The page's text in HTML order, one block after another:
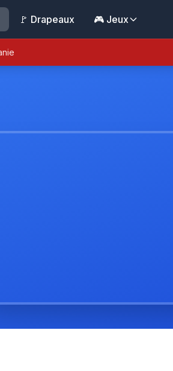
🚩 Drapeaux 🎮 Jeux